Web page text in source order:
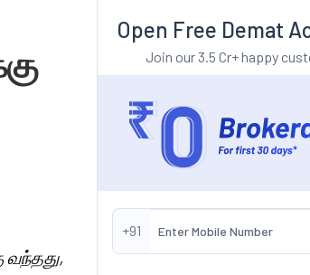
வந்தது,
Open Free Demat
Join our 3.5 Cr+ happy
+91